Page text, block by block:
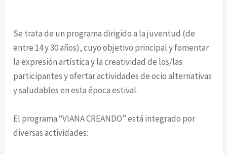
Se trata de un programa dirigido a la juventud (de
entre 14 y 30 años), cuyo objetivo principal y fomentar
la expresión artística y la creatividad de los/las
participantes y ofertar actividades de ocio alternativas
y saludables en esta época estival.
El programa “VIANA CREANDO” está integrado por
diversas actividades: